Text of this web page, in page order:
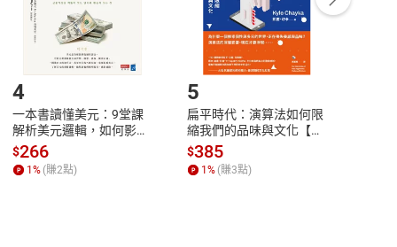
號，下載書籍後看書
4
一本書讀懂美元：9堂課
解析美元邏輯，如何影響
全球經濟和每個人的投資
【電子書】
$266
1% (賺2點)
5
扁平時代：演算法如何限
縮我們的品味與文化【電
子書】
$385
1% (賺3點)